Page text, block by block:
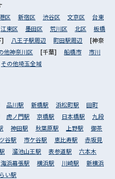
区 新宿区 渋谷区 文京区
台東
江東区 墨田区 荒川区 北区
板橋
] 八王子駅周辺 町田駅周辺
[神奈
他神奈川区 [千葉] 船橋市
市川
その他埼玉全域
品川駅 新橋駅 浜松町駅
田町
虎ノ門駅 京橋駅 日本橋駅
九段
神田駅 秋葉原駅 上野駅
御茶
谷駅 市ケ谷駅 恵比寿駅
赤坂見
溜池山王駅 表参道駅
六本木
海浜幕張駅 横浜駅 川崎駅
新横浜
い駅